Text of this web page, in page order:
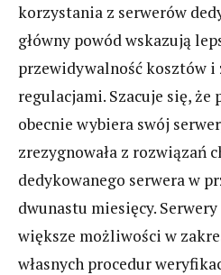
korzystania z serwerów
główny powód wskazują
przewidywalność kosztów i
regulacjami. Szacuje się, że
obecnie wybiera swój
zrezygnowała z rozwiązań
dedykowanego serwera w
dwunastu miesięcy.
większe możliwości w
własnych procedur